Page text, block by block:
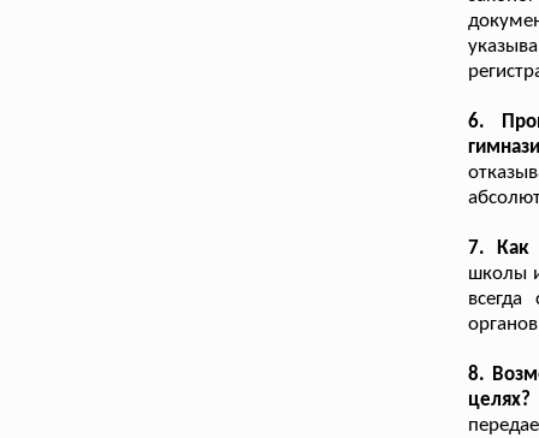
6.
7. Как
школы
всегда
8.
целях?